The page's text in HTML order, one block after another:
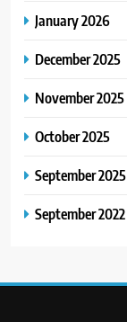
January 2026
December 2025
November 2025
October 2025
September 2025
September 2022